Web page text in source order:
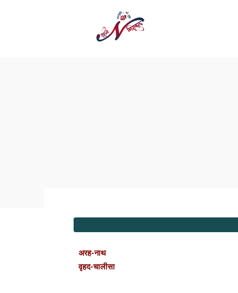
अरह-नाथ
वृहद-चालीसा